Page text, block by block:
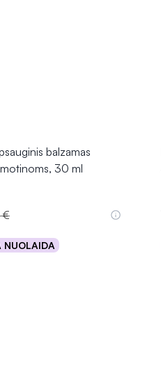
balzamas
30 ml
€
NUOLAIDA